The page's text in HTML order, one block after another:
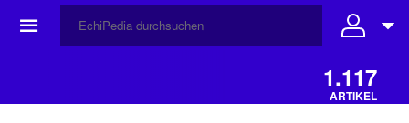
☰
1.117
ARTIKEL